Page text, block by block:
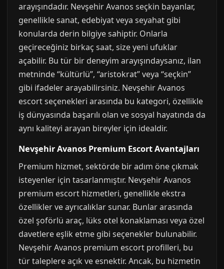
arayışındadır. Nevşehir Avanos seçkin bayanlar,
genellikle sanat, edebiyat veya seyahat gibi
konularda derin bilgiye sahiptir. Onlarla
geçireceğiniz birkaç saat, size yeni ufuklar
açabilir. Bu tür bir deneyim arayışındaysanız, ilan
metninde “kültürlü”, “aristokrat” veya “seçkin”
gibi ifadeler arayabilirsiniz. Nevşehir Avanos
escort seçenekleri arasında bu kategori, özellikle
iş dünyasında başarılı olan ve sosyal hayatında da
aynı kaliteyi arayan bireyler için idealdir.
Nevşehir Avanos Premium Escort Avantajları
Premium hizmet, sektörde bir adım öne çıkmak
isteyenler için tasarlanmıştır. Nevşehir Avanos
premium escort hizmetleri, genellikle ekstra
özellikler ve ayrıcalıklar sunar. Bunlar arasında
özel şoförlü araç, lüks otel konaklaması veya özel
davetlere eşlik etme gibi seçenekler bulunabilir.
Nevşehir Avanos premium escort profilleri, bu
tür taleplere açık ve esnektir. Ancak, bu hizmetin